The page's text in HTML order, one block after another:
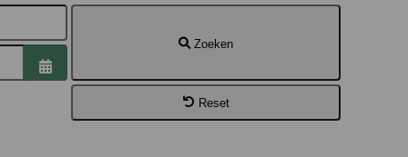
Zoeken
Reset